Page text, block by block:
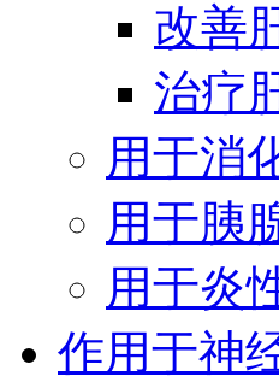
改善
治疗
用于消
用于胰
用于炎
作用于神